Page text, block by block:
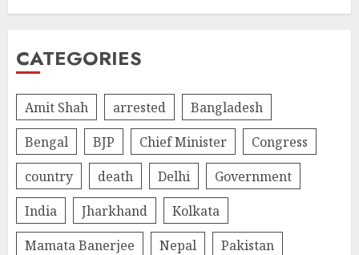
CATEGORIES
Amit Shah arrested
Bangladesh
Bengal
BJP Chief Minister
Congress
country
death Delhi
Government
India
Jharkhand
Kolkata
Mamata Banerjee
Nepal
Pakistan